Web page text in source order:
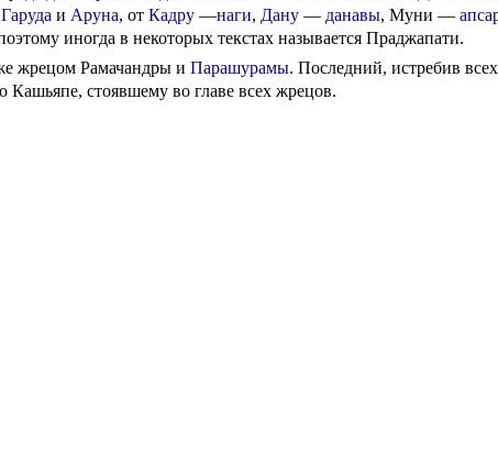
Гаруда и Аруна, от Кадру —наги, Дану — данавы, Муни —
иногда в некоторых текстах называется Праджапати.
жрецом Рамачандры и Парашурамы. Последний, истребив всех
Кашьяпе, стоявшему во главе всех жрецов.